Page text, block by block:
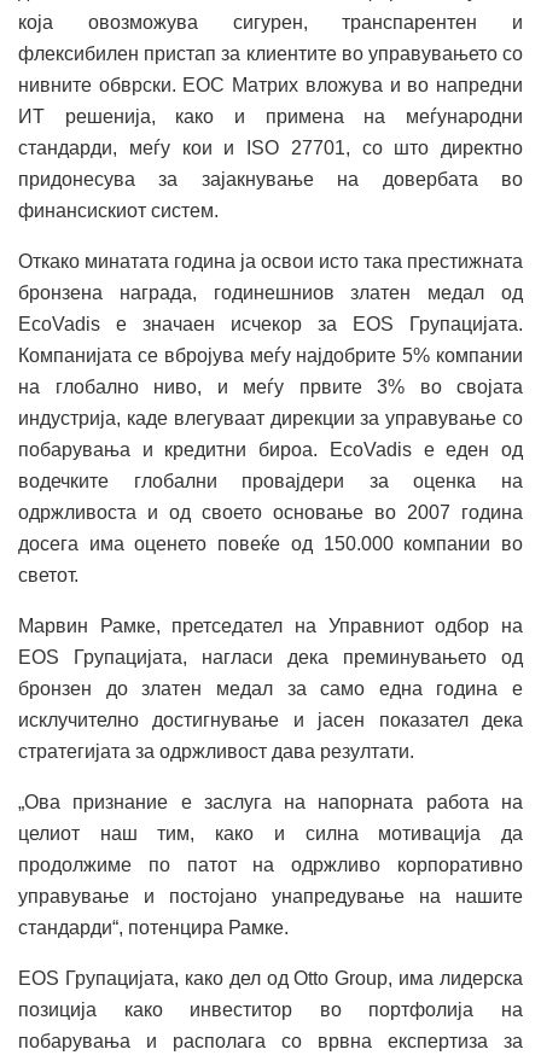
која овозможува сигурен, транспарентен и
флексибилен пристап за клиентите во управувањето со
нивните обврски. ЕОС Матрих вложува и во напредни
ИТ решенија, како и примена на меѓународни
стандарди, меѓу кои и ISO 27701, со што директно
придонесува за зајакнување на довербата во
финансискиот систем.
Откако минатата година ја освои исто така престижната
бронзена награда, годинешниов златен медал од
EcoVadis е значаен исчекор за EOS Групацијата.
Компанијата се вбројува меѓу најдобрите 5% компании
на глобално ниво, и меѓу првите 3% во својата
индустрија, каде влегуваат дирекции за управување со
побарувања и кредитни бироа. EcoVadis е еден од
водечките глобални провајдери за оценка на
одржливоста и од своето основање во 2007 година
досега има оценето повеќе од 150.000 компании во
светот.
Марвин Рамке, претседател на Управниот одбор на
EOS Групацијата, нагласи дека преминувањето од
бронзен до златен медал за само една година е
исклучително достигнување и јасен показател дека
стратегијата за одржливост дава резултати.
„Ова признание е заслуга на напорната работа на
целиот наш тим, како и силна мотивација да
продолжиме по патот на одржливо корпоративно
управување и постојано унапредување на нашите
стандарди“, потенцира Рамке.
EOS Групацијата, како дел од Otto Group, има лидерска
позиција како инвеститор во портфолија на
побарувања и располага со врвна експертиза за